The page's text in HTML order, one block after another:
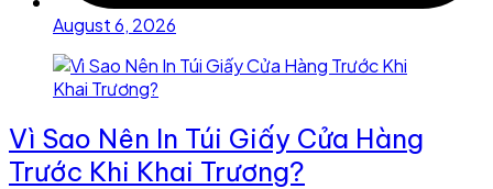
August 6, 2026
Vì Sao Nên In Túi Giấy Cửa Hàng
Trước Khi Khai Trương?